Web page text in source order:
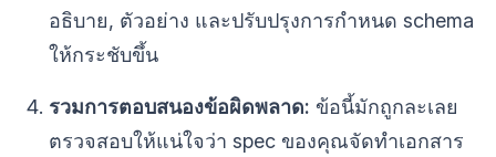
อธิบาย, ตัวอย่าง และปรับปรุงการกำหนด schema
ให้กระชับขึ้น
รวมการตอบสนองข้อผิดพลาด: ข้อนี้มักถูกละเลย
ตรวจสอบให้แน่ใจว่า spec ของคุณจัดทำเอกสาร